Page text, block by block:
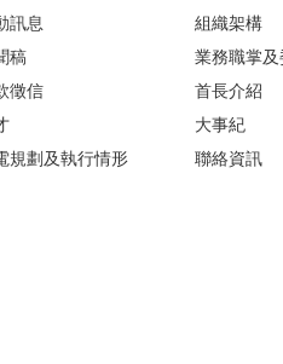
訊息
稿
徵信
規劃及執行情形
組織架構
業務職掌及
首長介紹
大事紀
聯絡資訊